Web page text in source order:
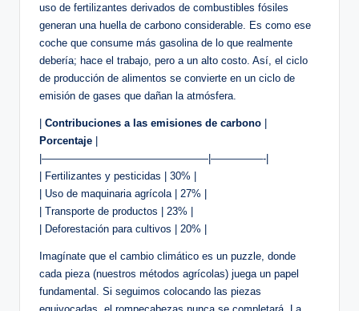
uso de fertilizantes derivados de combustibles fósiles
generan una huella de carbono considerable. Es como ese
coche que consume más gasolina de lo que realmente
debería; hace el trabajo, pero a un alto costo. Así, el ciclo
de producción de alimentos se convierte en un ciclo de
emisión de gases que dañan la atmósfera.
| Contribuciones a las emisiones de carbono |
Porcentaje |
|————————————————|—————-|
| Fertilizantes y pesticidas | 30% |
| Uso de maquinaria agrícola | 27% |
| Transporte de productos | 23% |
| Deforestación para cultivos | 20% |
Imagínate que el cambio climático es un puzzle, donde
cada pieza (nuestros métodos agrícolas) juega un papel
fundamental. Si seguimos colocando las piezas